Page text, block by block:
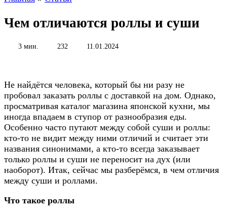
Чем отличаются роллы и суши
3 мин. 232 11.01.2024
Не найдётся человека, который бы ни разу не
пробовал заказать роллы с доставкой на дом. Однако,
просматривая каталог магазина японской кухни, мы
иногда впадаем в ступор от разнообразия еды.
Особенно часто путают между собой суши и роллы:
кто-то не видит между ними отличий и считает эти
названия синонимами, а кто-то всегда заказывает
только роллы и суши не переносит на дух (или
наоборот). Итак, сейчас мы разберёмся, в чем отличия
между суши и роллами.
Что такое роллы